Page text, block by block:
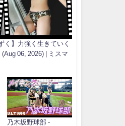
く】力強く生きていく
(Aug 06, 2026) | ミスマ
乃木坂野球部 -